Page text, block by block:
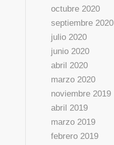
octubre 2020
septiembre 2020
julio 2020
junio 2020
abril 2020
marzo 2020
noviembre 2019
abril 2019
marzo 2019
febrero 2019